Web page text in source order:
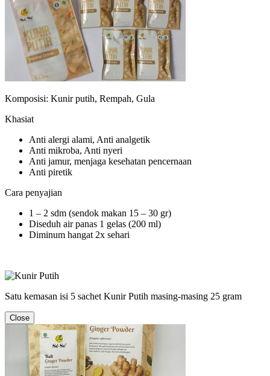
Komposisi: Kunir putih, Rempah, Gula
Khasiat
Anti alergi alami, Anti analgetik
Anti mikroba, Anti nyeri
Anti jamur, menjaga kesehatan pencernaan
Anti piretik
Cara penyajian
1 – 2 sdm (sendok makan 15 – 30 gr)
Diseduh air panas 1 gelas (200 ml)
Diminum hangat 2x sehari
Satu kemasan isi 5 sachet Kunir Putih masing-masing 25 gram
Close